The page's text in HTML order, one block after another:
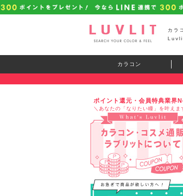
カラ
Luvlit
カラコン
ポイント還元・会員特典業界
＼あなたの「なりたい瞳」を叶えま